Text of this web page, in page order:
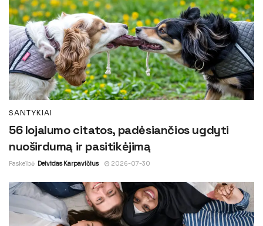
SANTYKIAI
56 lojalumo citatos, padėsiančios ugdyti
nuoširdumą ir pasitikėjimą
Paskelbė Deividas Karpavičius 2026-07-30